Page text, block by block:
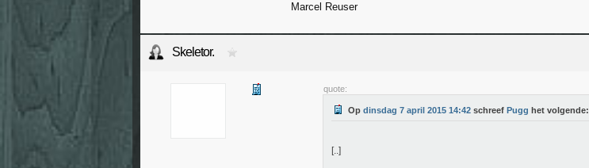
Marcel Reuser
Skeletor.
quote:
Op dinsdag 7 april 2015 14:42 schreef Pugg het volgende:
[..]